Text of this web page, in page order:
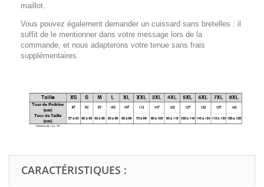
maillot.
Vous pouvez également demander un cuissard sans bretelles : il
suffit de le mentionner dans votre message lors de la
commande, et nous adapterons votre tenue sans frais
supplémentaires.
CARACTÉRISTIQUES :